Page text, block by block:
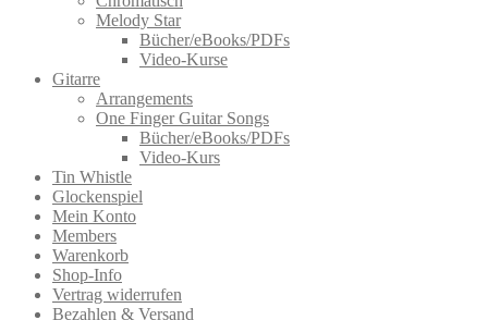
Melody Star
Bücher/eBooks/PDFs
Video-Kurse
Gitarre
Arrangements
One Finger Guitar Songs
Bücher/eBooks/PDFs
Video-Kurs
Tin Whistle
Glockenspiel
Mein Konto
Members
Warenkorb
Shop-Info
Vertrag widerrufen
Bezahlen & Versand